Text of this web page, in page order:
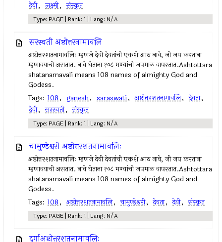
देवी, लक्ष्मी, संस्कृत
Type: PAGE | Rank: 1 | Lang: N/A
सरस्वती अष्टोत्तरनामावलि
अष्टोत्तरशतनामावलिः म्हणजे देवी देवतांची एकशे आठ नावे, जी जप करताना
म्हणावयाची असतात. नावे घेताना १०८ मण्यांची जपमाळ वापरतात.Ashtottara
shatanamavali means 108 names of almighty God and
Godess.
Tags: 108, ganesh, saraswati, अष्टोत्तरशतनामावलि, देवता,
देवी, सरस्वती, संस्कृत
Type: PAGE | Rank: 1 | Lang: N/A
चामुण्डेश्वरी अष्टोत्तरशतनामावलिः
अष्टोत्तरशतनामावलिः म्हणजे देवी देवतांची एकशे आठ नावे, जी जप करताना
म्हणावयाची असतात. नावे घेताना १०८ मण्यांची जपमाळ वापरतात.Ashtottara
shatanamavali means 108 names of almighty God and
Godess.
Tags: 108, अष्टोत्तरशतनामावलि, चामुण्डेश्वरी, देवता, देवी, संस्कृत
Type: PAGE | Rank: 1 | Lang: N/A
दुर्गाअष्टोत्तरशतनामावलिः